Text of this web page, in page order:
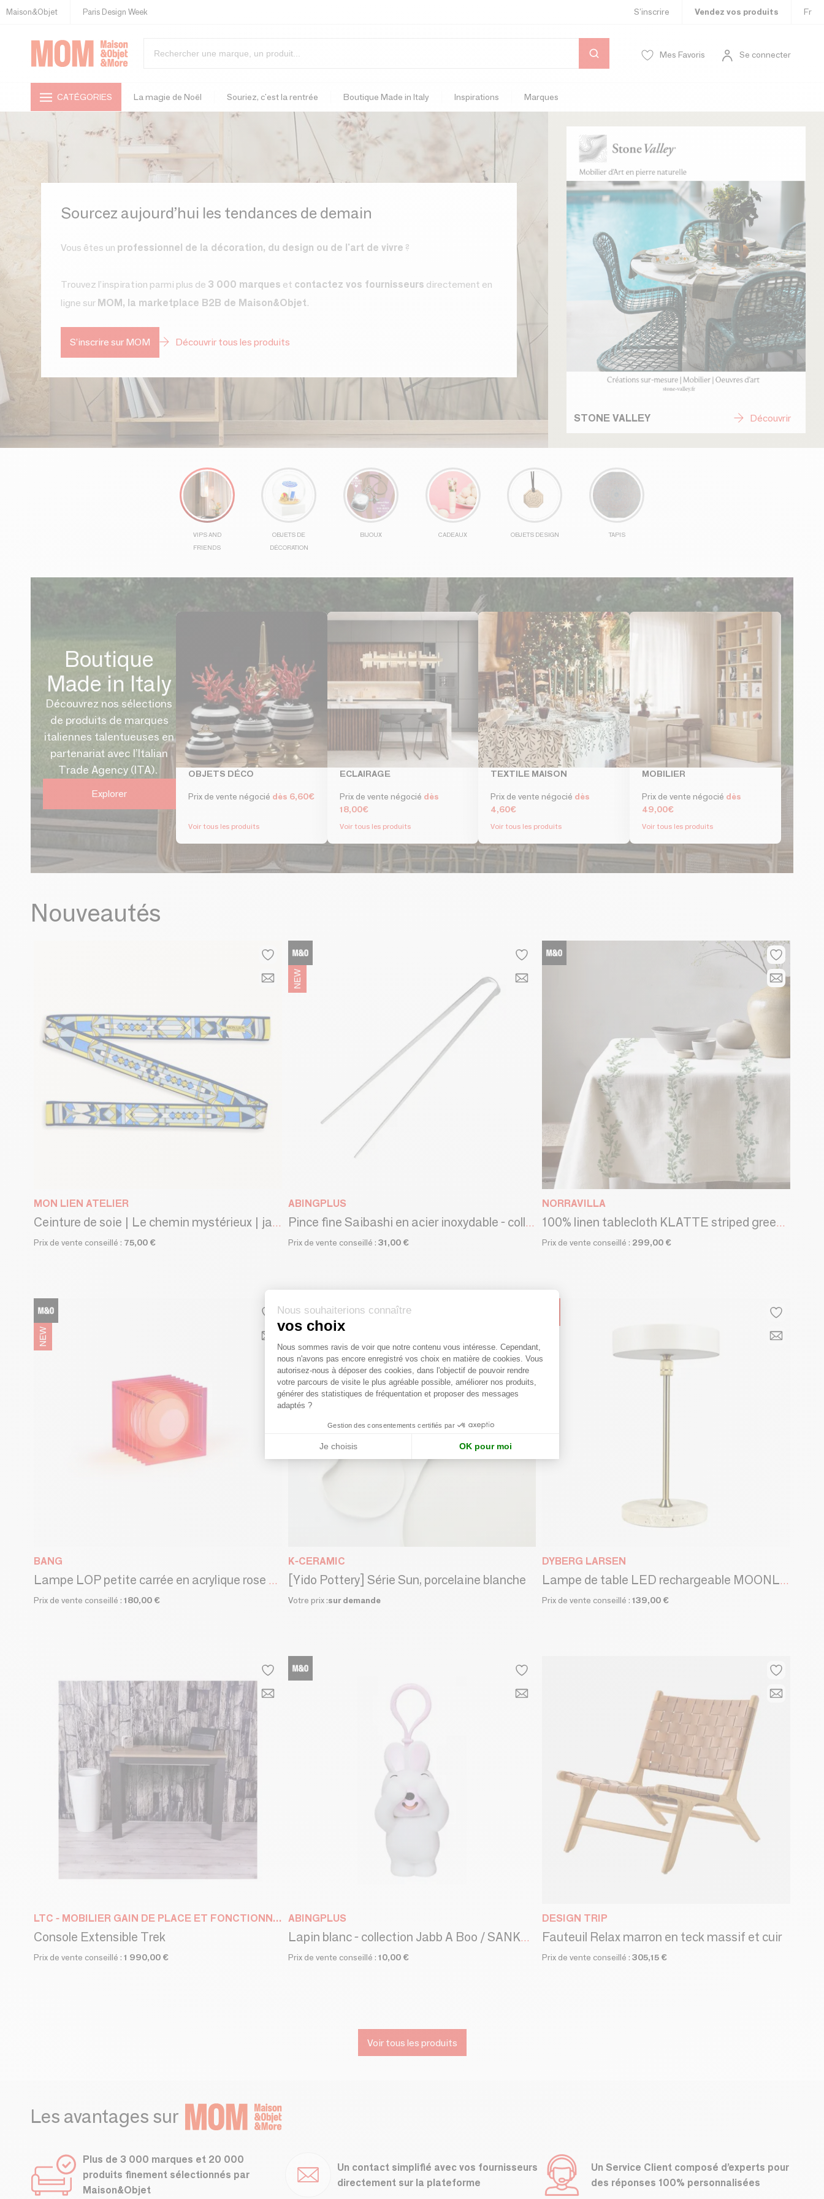
Maison&Objet Paris Design Week S’inscrire Vendez vos produits Fr
Mes Favoris Se connecter
CATÉGORIES La magie de Noël Souriez, c'est la rentrée Boutique Made in Italy Inspirations Marques
Sourcez aujourd’hui les tendances de demain
Vous êtes un professionnel de la décoration, du design ou de l'art de vivre ?
Trouvez l’inspiration parmi plus de 3 000 marques et contactez vos fournisseurs directement en
ligne sur MOM, la marketplace B2B de Maison&Objet.
S’inscrire sur MOM Découvrir tous les produits
STONE VALLEY Découvrir
VIPS AND
FRIENDS
OBJETS DE
DÉCORATION
BIJOUX CADEAUX OBJETS DESIGN TAPIS
Boutique
Made in Italy
Découvrez nos sélections
de produits de marques
italiennes talentueuses en
partenariat avec l’Italian
Trade Agency (ITA).
Explorer
OBJETS DÉCO
Prix de vente négocié dès 6,60€
Voir tous les produits
ECLAIRAGE
Prix de vente négocié dès
18,00€
Voir tous les produits
TEXTILE MAISON
Prix de vente négocié dès
4,60€
Voir tous les produits
MOBILIER
Prix de vente négocié dès
49,00€
Voir tous les produits
Nouveautés
MON LIEN ATELIER
Ceinture de soie | Le chemin mystérieux | jaune et bleu
Prix de vente conseillé : 75,00 €
ABINGPLUS
Pince fine Saibashi en acier inoxydable - collection EAtoCO / YOSHIKAWA
Prix de vente conseillé : 31,00 €
NORRAVILLA
100% linen tablecloth KLATTE striped green leaves
Prix de vente conseillé : 299,00 €
BANG
Lampe LOP petite carrée en acrylique rose électrique
Prix de vente conseillé : 180,00 €
K-CERAMIC
[Yido Pottery] Série Sun, porcelaine blanche
Votre prix :sur demande
DYBERG LARSEN
Lampe de table LED rechargeable MOONLIGHT beige, laiton, travertin
Prix de vente conseillé :139,00 €
LTC - MOBILIER GAIN DE PLACE ET FONCTIONNEL DEPUIS 1971
Console Extensible Trek
Prix de vente conseillé : 1 990,00 €
ABINGPLUS
Lapin blanc - collection Jabb A Boo / SANKYO TOYS
Prix de vente conseillé : 10,00 €
DESIGN TRIP
Fauteuil Relax marron en teck massif et cuir
Prix de vente conseillé :305,15 €
Voir tous les produits
Les avantages sur
Plus de 3 000 marques et 20 000
produits finement sélectionnés par
Maison&Objet
Un contact simplifié avec vos fournisseurs
directement sur la plateforme
Un Service Client composé d’experts pour
des réponses 100% personnalisées
Nous souhaiterions connaître
vos choix
Plateforme de Gestion du Consentement : Personnalisez vos Options
Nous sommes ravis de voir que notre contenu vous intéresse. Cependant,
nous n'avons pas encore enregistré vos choix en matière de cookies. Vous
autorisez-nous à déposer des cookies, dans l'objectif de pouvoir rendre
votre parcours de visite le plus agréable possible, améliorer nos produits,
générer des statistiques de fréquentation et proposer des messages
adaptés ?
Gestion des consentements certifiés par
Je choisis OK pour moi
Axeptio consent